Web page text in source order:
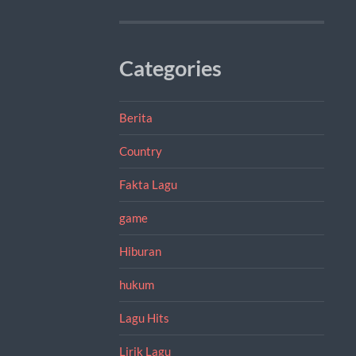
Categories
Berita
Country
Fakta Lagu
game
Hiburan
hukum
Lagu Hits
Lirik Lagu